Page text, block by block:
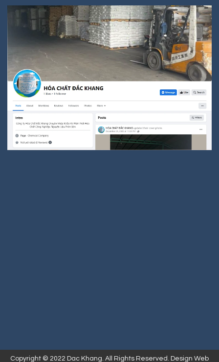
Copyright © 2022 Dac Khang. All Rights Reserved. Design Web